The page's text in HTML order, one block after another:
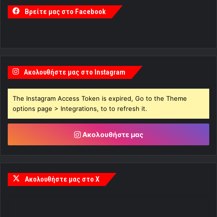
Βρείτε μας στο Facebook
Ακολουθήστε μας στο Instagram
The Instagram Access Token is expired, Go to the Theme
options page > Integrations, to to refresh it.
Ακολουθήστε μας
Ακολουθήστε μας στο X